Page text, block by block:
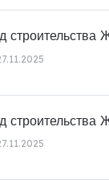
строительства